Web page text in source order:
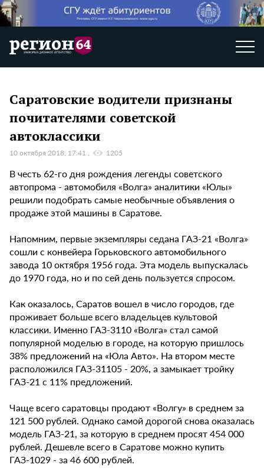
Саратовские водители признаны
почитателями советской
автоклассики
10 октября 2018, 17:41 1205
В честь 62-го дня рождения легенды советского
автопрома - автомобиля «Волга» аналитики «Юлы»
решили подобрать самые необычные объявления о
продаже этой машины в Саратове.
Напомним, первые экземпляры седана ГАЗ-21 «Волга»
сошли с конвейера Горьковского автомобильного
завода 10 октября 1956 года. Эта модель выпускалась
до 1970 года, но и по сей день пользуется спросом.
Как оказалось, Саратов вошел в число городов, где
проживает больше всего владельцев культовой
классики. Именно ГАЗ-3110 «Волга» стал самой
популярной моделью в городе, на которую пришлось
38% предложений на «Юла Авто». На втором месте
расположился ГАЗ-31105 - 20%, а замыкает тройку
ГАЗ-21 с 11% предложений.
Чаще всего саратовцы продают «Волгу» в среднем за
121 500 рублей. Однако самой дорогой снова оказалась
модель ГАЗ-21, за которую в среднем просят 454 000
рублей. Дешевле всего в Саратове можно купить
ГАЗ-1029 - за 46 600 рублей.